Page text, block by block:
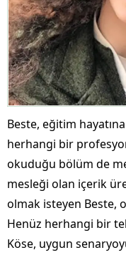
Beste, eğitim
herhangi bir
okuduğu bölüm de
mesleği olan içerik
olmak isteyen Beste,
Henüz herhangi bir
Köse, uygun